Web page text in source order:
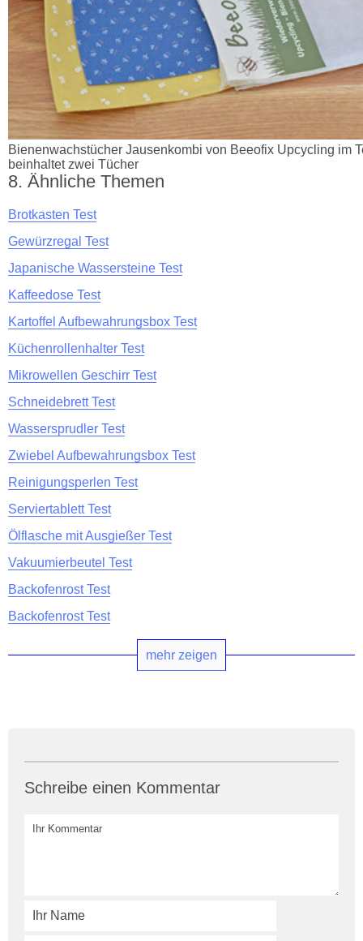
Bienenwachstücher Jausenkombi von Beeofix Upcycling im
beinhaltet zwei Tücher
Ähnliche Themen
Brotkasten Test
Gewürzregal Test
Japanische Wassersteine Test
Kaffeedose Test
Kartoffel Aufbewahrungsbox Test
Küchenrollenhalter Test
Mikrowellen Geschirr Test
Schneidebrett Test
Wassersprudler Test
Zwiebel Aufbewahrungsbox Test
Reinigungsperlen Test
Serviertablett Test
Ölflasche mit Ausgießer Test
Vakuumierbeutel Test
Backofenrost Test
Backofenrost Test
mehr zeigen
Schreibe einen Kommentar